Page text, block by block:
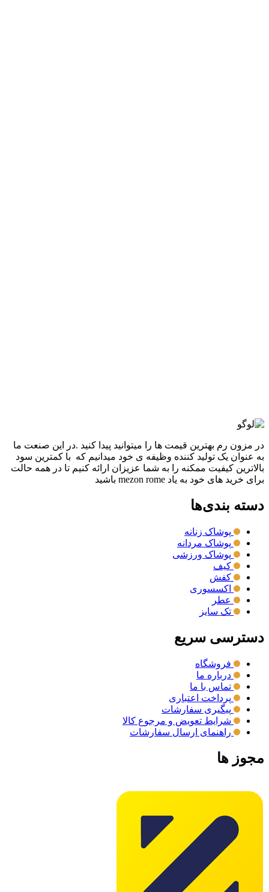
در مزون رم بهترین قیمت ها را میتوانید پیدا کنید .در این صنعت ما
به عنوان یک تولید کننده وظیفه ی خود میدانیم که با کمترین سود
بالاترین کیفیت ممکنه را به شما عزیزان ارائه کنیم تا در همه حالت
برای خرید های خود به یاد mezon rome باشید
دسته بندی‌ها
پوشاک زنانه
پوشاک مردانه
پوشاک ورزشی
کیف
کفش
اکسسوری
عطر
تک سایز
دسترسی سریع
فروشگاه
درباره ما
تماس با ما
پرداخت اعتباری
پیگیری سفارشات
شرایط تعویض و مرجوع کالا
راهنمای ارسال سفارشات
مجوز ها